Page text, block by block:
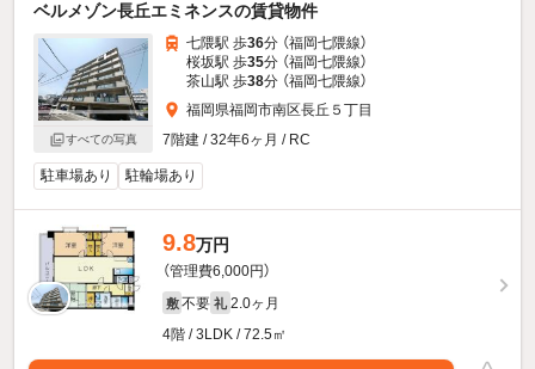
ベルメゾン長丘エミネンスの賃貸物件
すべての写真
七隈駅 歩36分 （福岡七隈線）
桜坂駅 歩35分 （福岡七隈線）
茶山駅 歩38分 （福岡七隈線）
福岡県福岡市南区長丘５丁目
7階建 / 32年6ヶ月 / RC
駐車場あり 駐輪場あり
9.8万円
（管理費6,000円）
敷 不要 礼 2.0ヶ月
4階 / 3LDK / 72.5㎡